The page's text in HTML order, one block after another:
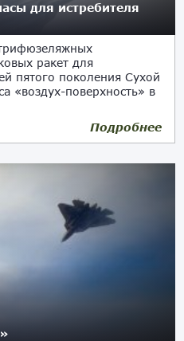
для истребителя
ракет для
пятого поколения Сухой
«воздух-поверхность» в
Подробнее